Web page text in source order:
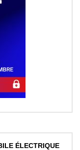
ÉLECTRIQUE